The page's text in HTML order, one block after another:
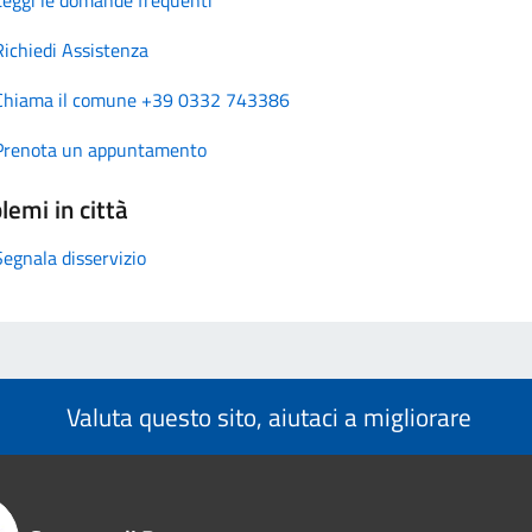
Assistenza
il comune +39 0332 743386
un appuntamento
in città
disservizio
Valuta questo sito, aiutaci a migliorare